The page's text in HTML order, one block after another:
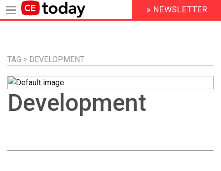
Inhalt
HEADER
MENU
» NEWSLETTER
TAG > DEVELOPMENT
Development